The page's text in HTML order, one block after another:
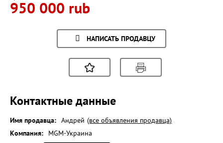
950 000 rub
НАПИСАТЬ ПРОДАВЦУ
Контактные данные
Имя продавца: Андрей (все объявления продавца)
Компания:
MGM-Украина